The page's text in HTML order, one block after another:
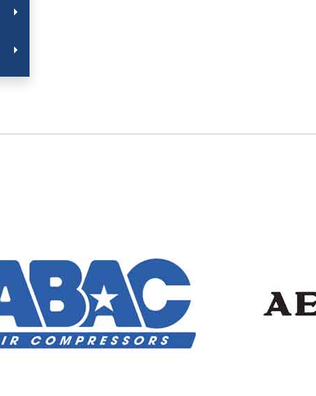
arrow_right
arrow_right